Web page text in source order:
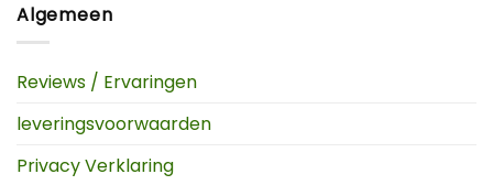
Algemeen
Reviews / Ervaringen
leveringsvoorwaarden
Privacy Verklaring